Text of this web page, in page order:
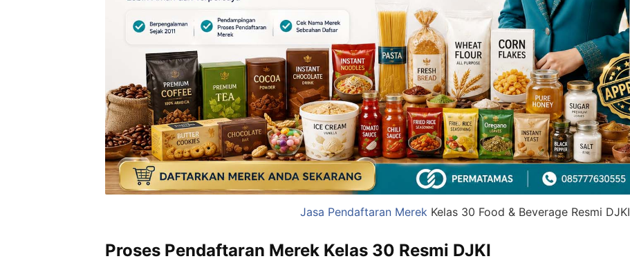
Jasa Pendaftaran Merek Kelas 30 Food & Beverage Resmi DJKI
Proses Pendaftaran Merek Kelas 30 Resmi DJKI